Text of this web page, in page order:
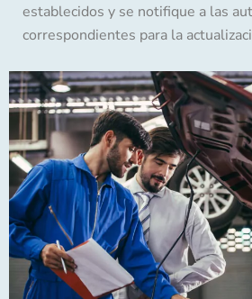
establecidos y se notifique a las
correspondientes para la